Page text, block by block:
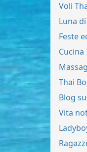
Voli
Luna
Feste
Cucina
Thai
Blog
Vita